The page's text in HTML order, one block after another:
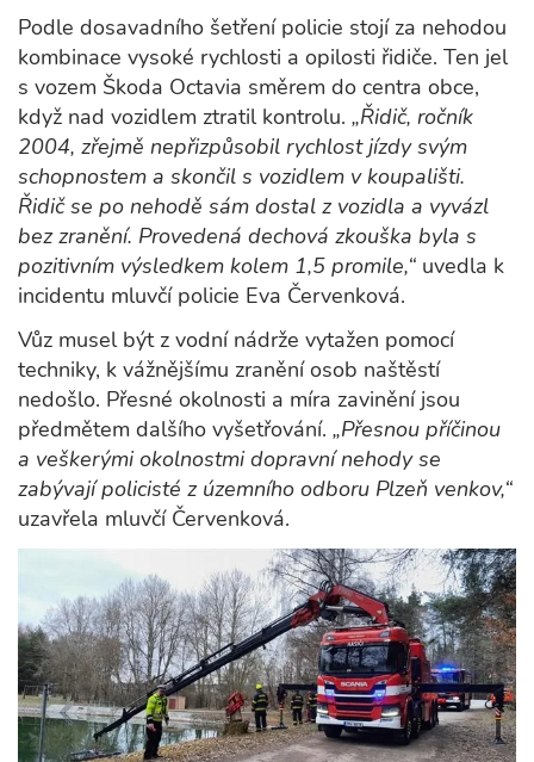
Podle dosavadního šetření policie stojí za nehodou
kombinace vysoké rychlosti a opilosti řidiče. Ten jel
s vozem Škoda Octavia směrem do centra obce,
když nad vozidlem ztratil kontrolu. „Řidič, ročník
2004, zřejmě nepřizpůsobil rychlost jízdy svým
schopnostem a skončil s vozidlem v koupališti.
Řidič se po nehodě sám dostal z vozidla a vyvázl
bez zranění. Provedená dechová zkouška byla s
pozitivním výsledkem kolem 1,5 promile,“ uvedla k
incidentu mluvčí policie Eva Červenková.
Vůz musel být z vodní nádrže vytažen pomocí
techniky, k vážnějšímu zranění osob naštěstí
nedošlo. Přesné okolnosti a míra zavinění jsou
předmětem dalšího vyšetřování. „Přesnou příčinou
a veškerými okolnostmi dopravní nehody se
zabývají policisté z územního odboru Plzeň venkov,“
uzavřela mluvčí Červenková.